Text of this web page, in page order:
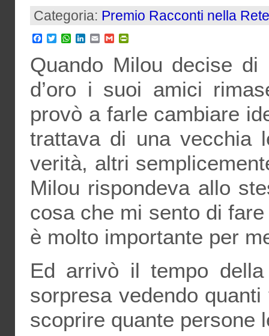
Categoria: Premio Racconti nella
Facebook
TwitterWhatsApp
LinkedIn
EmailGmail
Quando Milou decise
d’oro i suoi amici
provò a farle cambiare
trattava di una vecchia
verità, altri
Milou rispondeva allo
cosa che mi sento di
è molto importante per
Ed arrivò il tempo
sorpresa vedendo
scoprire quante persone